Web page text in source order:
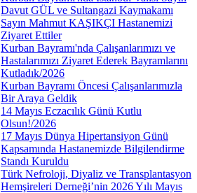
Davut GÜL ve Sultangazi Kaymakamı
Sayın Mahmut KAŞIKÇI Hastanemizi
Ziyaret Ettiler
Kurban Bayramı'nda Çalışanlarımızı ve
Hastalarımızı Ziyaret Ederek Bayramlarını
Kutladık/2026
Kurban Bayramı Öncesi Çalışanlarımızla
Bir Araya Geldik
14 Mayıs Eczacılık Günü Kutlu
Olsun!/2026
17 Mayıs Dünya Hipertansiyon Günü
Kapsamında Hastanemizde Bilgilendirme
Standı Kuruldu
Türk Nefroloji, Diyaliz ve Transplantasyon
Hemşireleri Derneği’nin 2026 Yılı Mayıs